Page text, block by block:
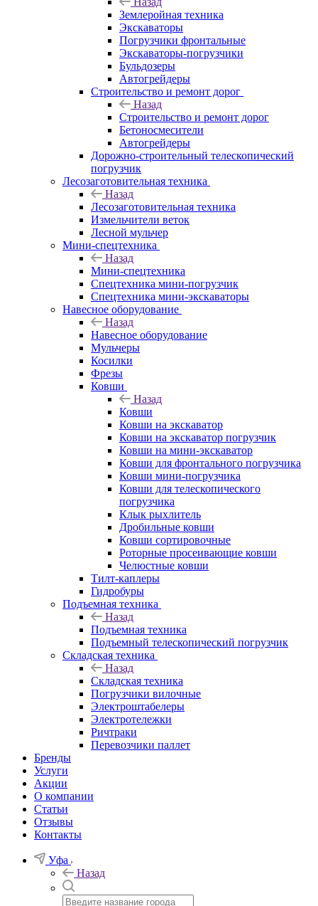
Землеройная техника
Экскаваторы
Погрузчики фронтальные
Экскаваторы-погрузчики
Бульдозеры
Автогрейдеры
Строительство и ремонт дорог
Назад
Строительство и ремонт дорог
Бетоносмесители
Автогрейдеры
Дорожно-строительный телескопический
погрузчик
Лесозаготовительная техника
Назад
Лесозаготовительная техника
Измельчители веток
Лесной мульчер
Мини-спецтехника
Назад
Мини-спецтехника
Спецтехника мини-погрузчик
Спецтехника мини-экскаваторы
Навесное оборудование
Назад
Навесное оборудование
Мульчеры
Косилки
Фрезы
Ковши
Назад
Ковши
Ковши на экскаватор
Ковши на экскаватор погрузчик
Ковши на мини-экскаватор
Ковши для фронтального погрузчика
Ковши мини-погрузчика
Ковши для телескопического
погрузчика
Клык рыхлитель
Дробильные ковши
Ковши сортировочные
Роторные просеивающие ковши
Челюстные ковши
Тилт-каплеры
Гидробуры
Подъемная техника
Назад
Подъемная техника
Подъемный телескопический погрузчик
Складская техника
Назад
Складская техника
Погрузчики вилочные
Электроштабелеры
Электротележки
Ричтраки
Перевозчики паллет
Бренды
Услуги
Акции
О компании
Статьи
Отзывы
Контакты
Уфа
Назад